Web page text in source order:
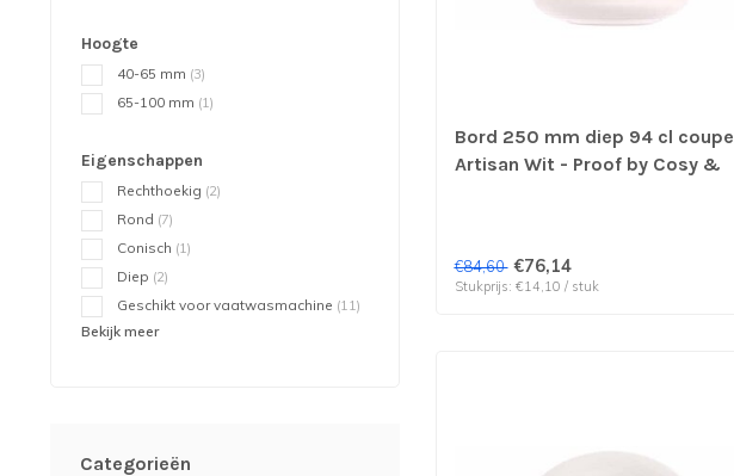
Hoogte
40-65 mm (3)
65-100 mm (1)
Eigenschappen
Rechthoekig (2)
Rond (7)
Conisch (1)
Diep (2)
Geschikt voor vaatwasmachine (11)
Bekijk meer
Categorieën
Bord 250 mm diep 94 cl coupe
Artisan Wit - Proof by Cosy &
€84,60 €76,14
Stukprijs: €14,10 / stuk